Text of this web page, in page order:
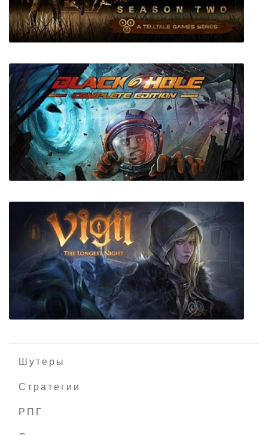
Street Racing 2020
The Walking Dead Season 2
BLACKHOLE Complete Edition
Шутеры
Стратегии
РПГ